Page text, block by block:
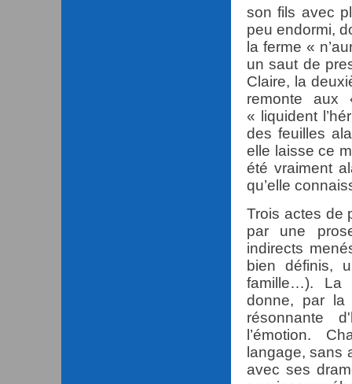
son fils avec
peu endormi,
la ferme «
un saut de
Claire, la
remonte
« liquident
des feuilles
elle laisse ce
été vraiment
qu’elle
Trois actes de
par une
indirects
bien définis,
famille…). La
donne, par la
résonnante
l’émotion.
langage, sans
avec ses